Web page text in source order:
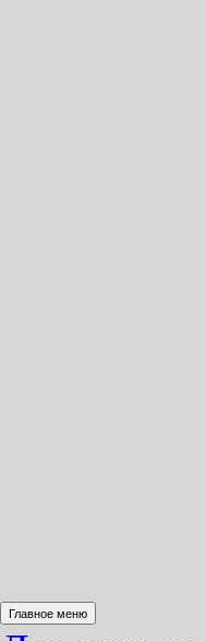
Главное меню